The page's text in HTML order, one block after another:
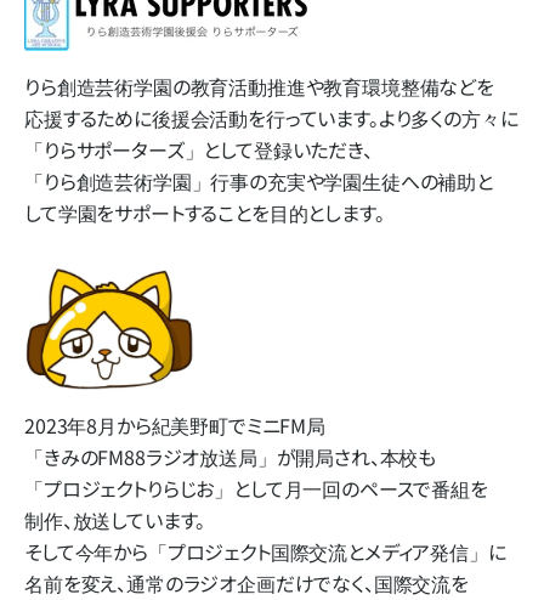
りら創造芸術学園の​教育活動推進や​教育環境整備などを​
応援する​ために​後援会活動を​行っています。​より​多くの​方​々に​
「りらサポーターズ」と​して​登録いただき、​
「りら創造芸術学園」​行事の​充実や​学園生徒への​補助と​
して​学園を​サポートする​ことを​目的とします。
2023年8月から​紀美野町で​ミニFM局​
「きみのFM88ラジオ放送局」 が​開局され、​本校も​
「プロジェクトりらじお」と​して​月一回の​ペースで​番組を​
制作、​放送しています。
そして​今年から​「プロジェクト国際交流と​メディア発信」に​
名前を​変え、​通常の​ラジオ企画だけでなく、​国際交流を​